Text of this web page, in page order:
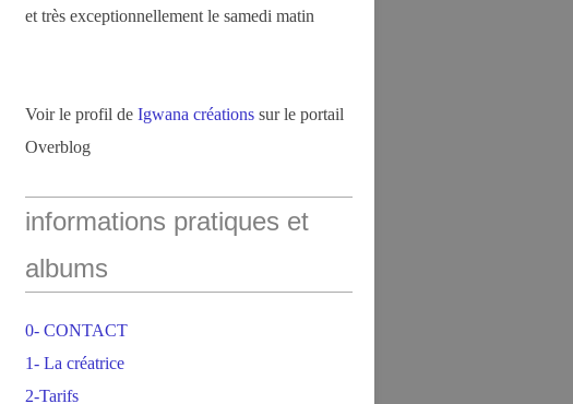
et très exceptionnellement le samedi matin
Voir le profil de Igwana créations sur le portail
Overblog
informations pratiques et
albums
0- CONTACT
1- La créatrice
2-Tarifs